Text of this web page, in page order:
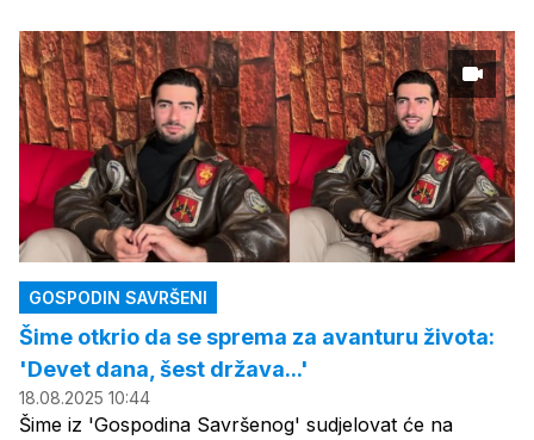
GOSPODIN SAVRŠENI
Šime otkrio da se sprema za avanturu života:
'Devet dana, šest država...'
18.08.2025 10:44
Šime iz 'Gospodina Savršenog' sudjelovat će na